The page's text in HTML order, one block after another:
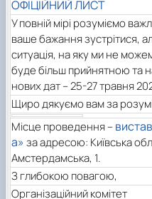
ОФІЦІЙНИЙ ЛИСТ
У повній мірі розуміємо
ваше бажання зустрітися,
ситуація, на яку ми не
буде більш прийнятною та
нових дат – 25-27 травня
Щиро дякуємо вам за
Місце проведення –
а» за адресою: Київська
Амстердамська, 1.
З глибокою повагою,
Організаційний комітет